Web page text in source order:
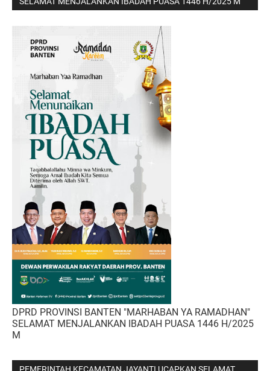
DPRD PROVINSI BANTEN "MARHABAN YA RAMADHAN"
SELAMAT MENJALANKAN IBADAH PUASA 1446 H/2025
M